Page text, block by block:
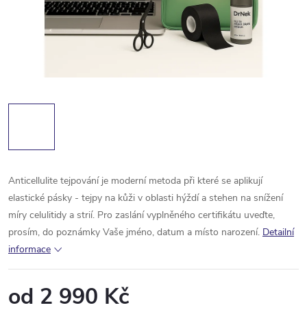
Anticellulite tejpování je moderní metoda při které se aplikují
elastické pásky - tejpy na kůži v oblasti hýždí a stehen na snížení
míry celulitidy a strií. Pro zaslání vyplněného certifikátu uveďte,
prosím, do poznámky Vaše jméno, datum a místo narození. Detailní
informace
od 2 990 Kč